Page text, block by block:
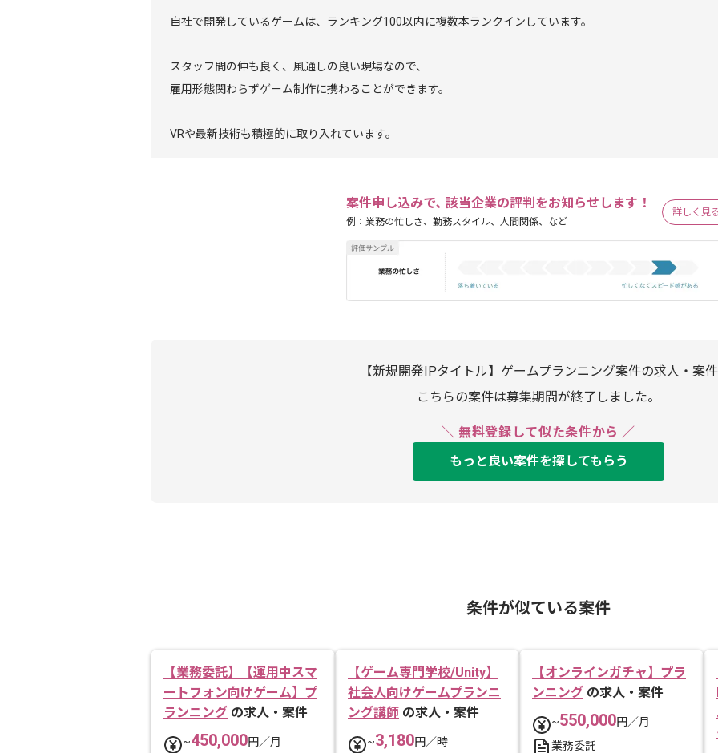
自社で開発しているゲームは、ランキング100以内に複数本ランクインしています。
スタッフ間の仲も良く、風通しの良い現場なので、
雇用形態関わらずゲーム制作に携わることができます。
VRや最新技術も積極的に取り入れています。
案件申し込みで､ 該当企業の評判をお知らせします！
例：業務の忙しさ、勤務スタイル、人間関係、など
詳しく見
【新規開発IPタイトル】ゲームプランニング案件の求人・案件
こちらの案件は募集期間が終了しました。
＼ 無料登録して似た条件から ／
もっと良い案件を探してもらう
条件が似ている案件
【業務委託】【運用中スマ
ートフォン向けゲーム】プ
ランニング の求人・案件
~450,000円／月
【ゲーム専門学校/Unity】
社会人向けゲームプランニ
ング講師 の求人・案件
~3,180円／時
【オンラインガチャ】プラ
ンニング の求人・案件
~550,000円／月
業務委託